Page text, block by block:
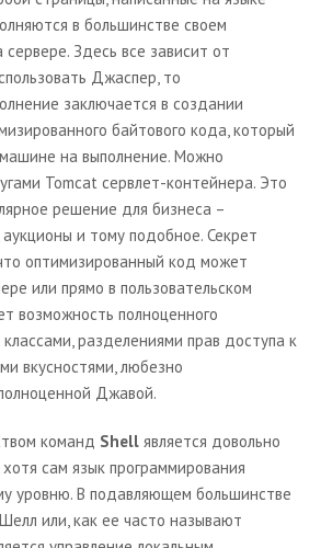
в большинстве своем
Здесь все зависит от
Джаспер, то
заключается в создании
байтового кода, который
на выполнение. Можно
Tomcat сервлет-контейнера. Это
решение для бизнеса –
и тому подобное. Секрет
оптимизированный код может
или прямо в пользовательском
возможность полноценного
разделениями прав доступа к
вкусностями, любезно
Джавой.
команд Shell является довольно
сам язык программирования
уровню. В подавляющем большинстве
или, как ее часто называют